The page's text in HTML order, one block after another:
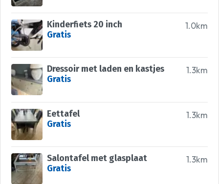
1.0km
Kinderfiets 20 inch
Gratis
1.3km
Dressoir met laden en kastjes
Gratis
1.3km
Eettafel
Gratis
1.3km
Salontafel met glasplaat
Gratis